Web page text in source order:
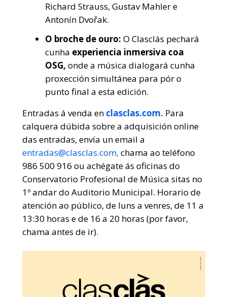
Richard Strauss, Gustav Mahler e
Antonín Dvořak.
O broche de ouro: O Clasclás pechará
cunha experiencia inmersiva coa
OSG, onde a música dialogará cunha
proxección simultánea para pór o
punto final a esta edición.
Entradas á venda en clasclas.com. Para
calquera dúbida sobre a adquisición online
das entradas, envía un email a
entradas@clasclas.com, chama ao teléfono
986 500 916 ou achégate ás oficinas do
Conservatorio Profesional de Música sitas no
1º andar do Auditorio Municipal. Horario de
atención ao público, de luns a venres, de 11 a
13:30 horas e de 16 a 20 horas (por favor,
chama antes de ir).